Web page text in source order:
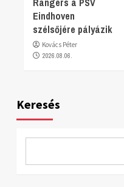
Eindhoven
szélsőjére pályázik
Kovács Péter
2026.08.06.
Keresés